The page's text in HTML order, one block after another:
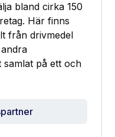
bland cirka 150
Här finns
från drivmedel
samlat på ett och